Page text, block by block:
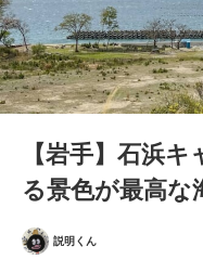
【岩手】石浜
る景色が最高な
説明くん